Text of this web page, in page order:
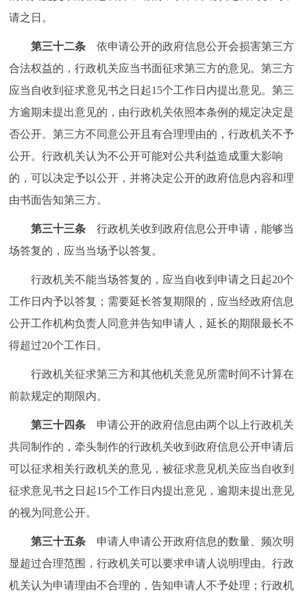
请之日。
第三十二条 依申请公开的政府信息公开会损害第三方
合法权益的，行政机关应当书面征求第三方的意见。第三方
应当自收到征求意见书之日起15个工作日内提出意见。第三
方逾期未提出意见的，由行政机关依照本条例的规定决定是
否公开。第三方不同意公开且有合理理由的，行政机关不予
公开。行政机关认为不公开可能对公共利益造成重大影响
的，可以决定予以公开，并将决定公开的政府信息内容和理
由书面告知第三方。
第三十三条 行政机关收到政府信息公开申请，能够当
场答复的，应当当场予以答复。
行政机关不能当场答复的，应当自收到申请之日起20个
工作日内予以答复；需要延长答复期限的，应当经政府信息
公开工作机构负责人同意并告知申请人，延长的期限最长不
得超过20个工作日。
行政机关征求第三方和其他机关意见所需时间不计算在
前款规定的期限内。
第三十四条 申请公开的政府信息由两个以上行政机关
共同制作的，牵头制作的行政机关收到政府信息公开申请后
可以征求相关行政机关的意见，被征求意见机关应当自收到
征求意见书之日起15个工作日内提出意见，逾期未提出意见
的视为同意公开。
第三十五条 申请人申请公开政府信息的数量、频次明
显超过合理范围，行政机关可以要求申请人说明理由。行政
机关认为申请理由不合理的，告知申请人不予处理；行政机